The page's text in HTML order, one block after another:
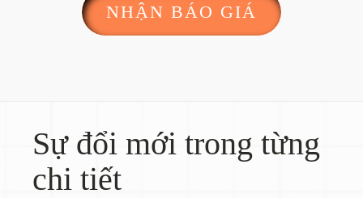
NHẬN BÁO GIÁ
Sự đổi mới trong từng
chi tiết